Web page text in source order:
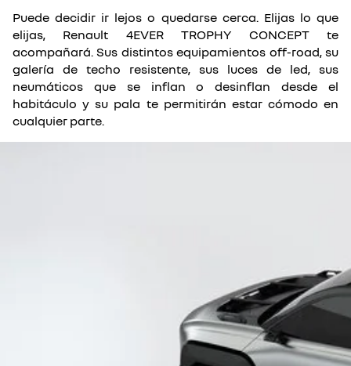
Puede decidir ir lejos o quedarse cerca. Elijas lo que
elijas, Renault 4EVER TROPHY CONCEPT te
acompañará. Sus distintos equipamientos off-road, su
galería de techo resistente, sus luces de led, sus
neumáticos que se inflan o desinflan desde el
habitáculo y su pala te permitirán estar cómodo en
cualquier parte.